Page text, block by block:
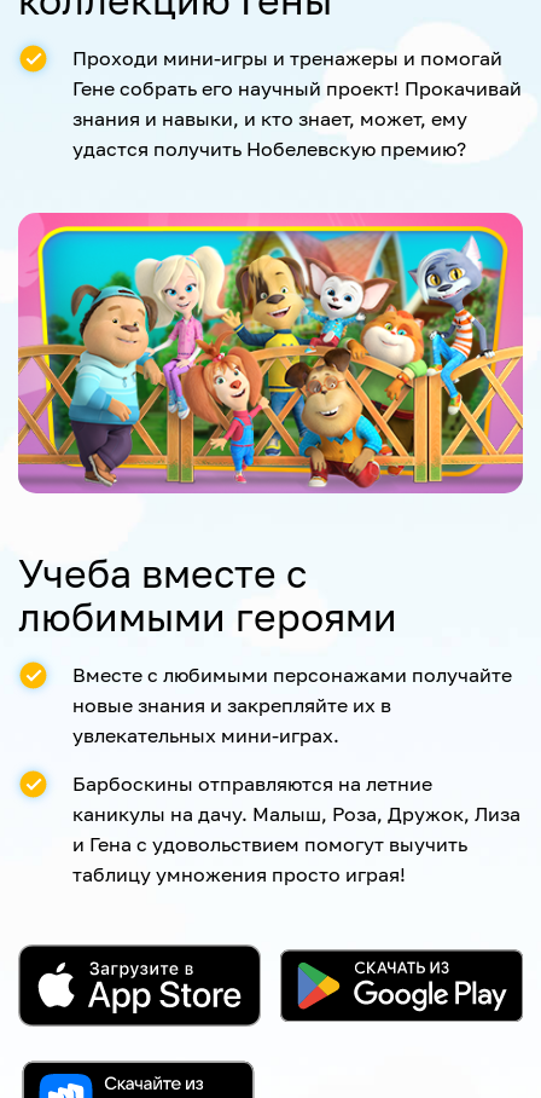
Проходи мини-игры и тренажеры и помогай
Гене собрать его научный проект! Прокачивай
знания и навыки, и кто знает, может, ему
удастся получить Нобелевскую премию?
Учеба вместе с
любимыми героями
Вместе с любимыми персонажами получайте
новые знания и закрепляйте их в
увлекательных мини-играх.
Барбоскины отправляются на летние
каникулы на дачу. Малыш, Роза, Дружок, Лиза
и Гена с удовольствием помогут выучить
таблицу умножения просто играя!